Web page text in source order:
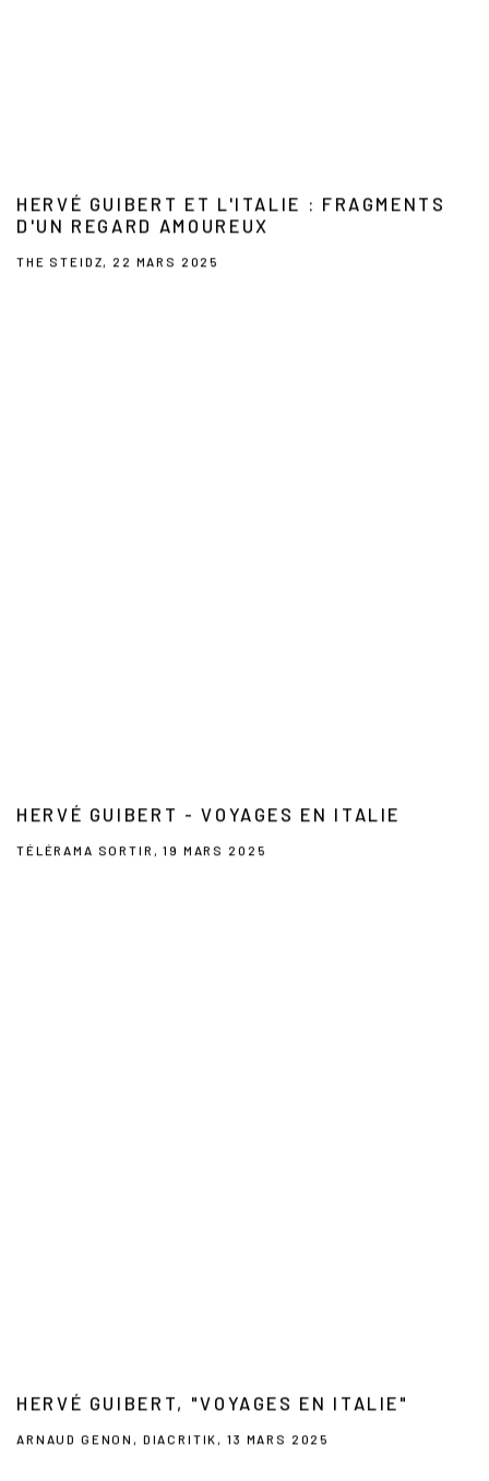
HERVÉ GUIBERT ET L'ITALIE : FRAGMENTS
D'UN REGARD AMOUREUX
THE STEIDZ, 22 MARS 2025
HERVÉ GUIBERT - VOYAGES EN ITALIE
TÉLÉRAMA SORTIR, 19 MARS 2025
HERVÉ GUIBERT, "VOYAGES EN ITALIE"
ARNAUD GENON, DIACRITIK, 13 MARS 2025